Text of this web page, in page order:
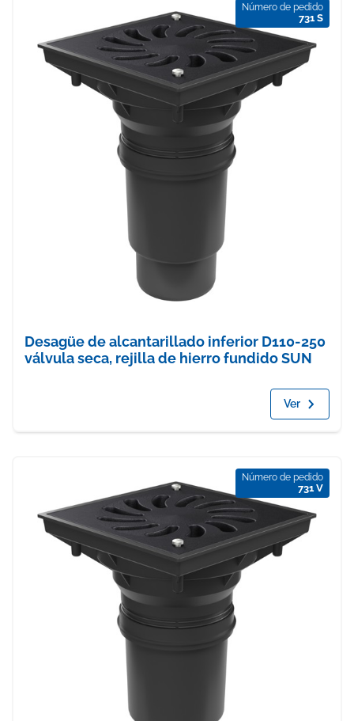
Número de pedido
731 S
Desagüe de alcantarillado inferior D110-250
válvula seca, rejilla de hierro fundido SUN
Ver
Número de pedido
731 V